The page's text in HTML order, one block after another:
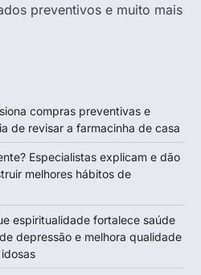
preventivos e muito mais
compras preventivas e
de revisar a farmacinha de casa
Especialistas explicam e dão
melhores hábitos de
espiritualidade fortalece saúde
depressão e melhora qualidade